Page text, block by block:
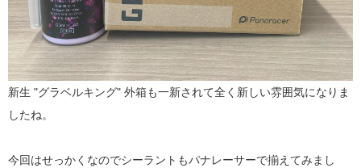
新生 "グラベルキング" 外箱も一新されて全く新しい雰囲気になりま
したね。
今回はせっかくなのでシーラントもパナレーサーで揃えてみまし